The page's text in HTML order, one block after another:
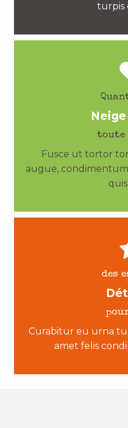
turpis
toute
Fusce ut tortor
augue,
des
Curabitur eu urna
amet felis